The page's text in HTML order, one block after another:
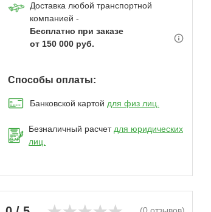
Доставка любой транспортной
компанией -
Бесплатно при заказе
от 150 000 руб.
Способы оплаты:
Банковской картой для физ лиц.
Безналичный расчетдля юридических
лиц.